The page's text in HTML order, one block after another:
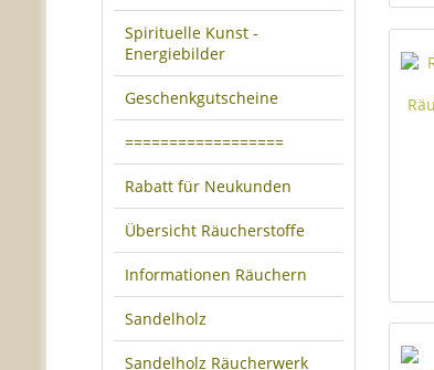
Spirituelle Kunst -
Energiebilder
Geschenkgutscheine
==================
Rabatt für Neukunden
Übersicht Räucherstoffe
Informationen Räuchern
Sandelholz
Sandelholz Räucherwerk